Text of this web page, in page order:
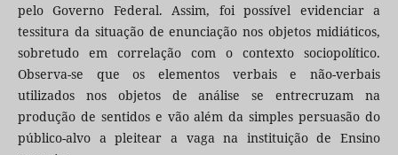
pelo Governo Federal. Assim, foi possível evidenciar a
tessitura da situação de enunciação nos objetos midiáticos,
sobretudo em correlação com o contexto sociopolítico.
Observa-se que os elementos verbais e não-verbais
utilizados nos objetos de análise se entrecruzam na
produção de sentidos e vão além da simples persuasão do
público-alvo a pleitear a vaga na instituição de Ensino